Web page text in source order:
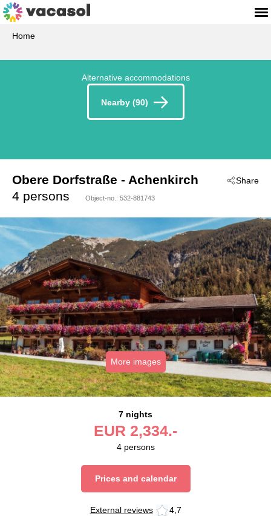
Home
Alternative accommodations
Nearby (90)
Share
Obere Dorfstraße
- 6215
- Achenkirch
4 persons
Object-no.: 532-881743
More images
7 nights
EUR 2,334.-
4 persons
Prices and calendar
External reviews 4,7